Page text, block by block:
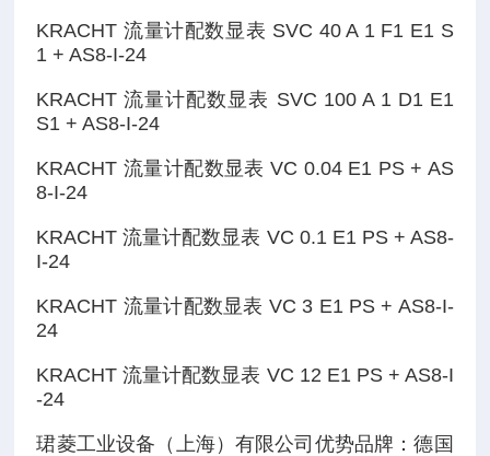
KRACHT 流量计配数显表 SVC 40 A 1 F1 E1 S
1 + AS8-I-24
KRACHT 流量计配数显表 SVC 100 A 1 D1 E1
S1 + AS8-I-24
KRACHT 流量计配数显表 VC 0.04 E1 PS + AS
8-I-24
KRACHT 流量计配数显表 VC 0.1 E1 PS + AS8-
I-24
KRACHT 流量计配数显表 VC 3 E1 PS + AS8-I-
24
KRACHT 流量计配数显表 VC 12 E1 PS + AS8-I
-24
珺菱工业设备（上海）有限公司优势品牌：德国